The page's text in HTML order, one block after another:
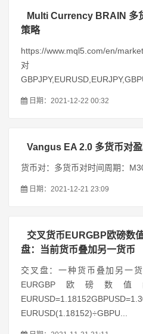
Multi Currency BRAIN 多
策略
https://www.mql5.com/en/
对
日期：2021-12-22 00:32
Vangus EA 2.0 多货币对
货币对：多货币对时间周期：
日期：2021-12-21 23:09
交叉货币EURGBP欧磅数
盘：当前货币叠加另一货币
交叉盘：一种货币叠加另一
EURGBP欧磅数
EURUSD(1.18152)÷GBPU...